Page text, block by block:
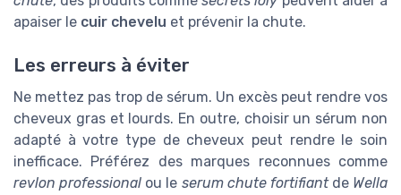
apaiser le cuir chevelu et prévenir la chute.
Les erreurs à éviter
Ne mettez pas trop de sérum. Un excès peut rendre vos
cheveux gras et lourds. En outre, choisir un sérum non
adapté à votre type de cheveux peut rendre le soin
inefficace. Préférez des marques reconnues comme
revlon professional ou le serum chute fortifiantde Wella